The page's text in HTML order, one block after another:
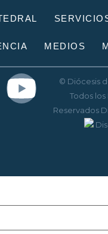
MEDIOS
© Diócesis
Todos
Reservados